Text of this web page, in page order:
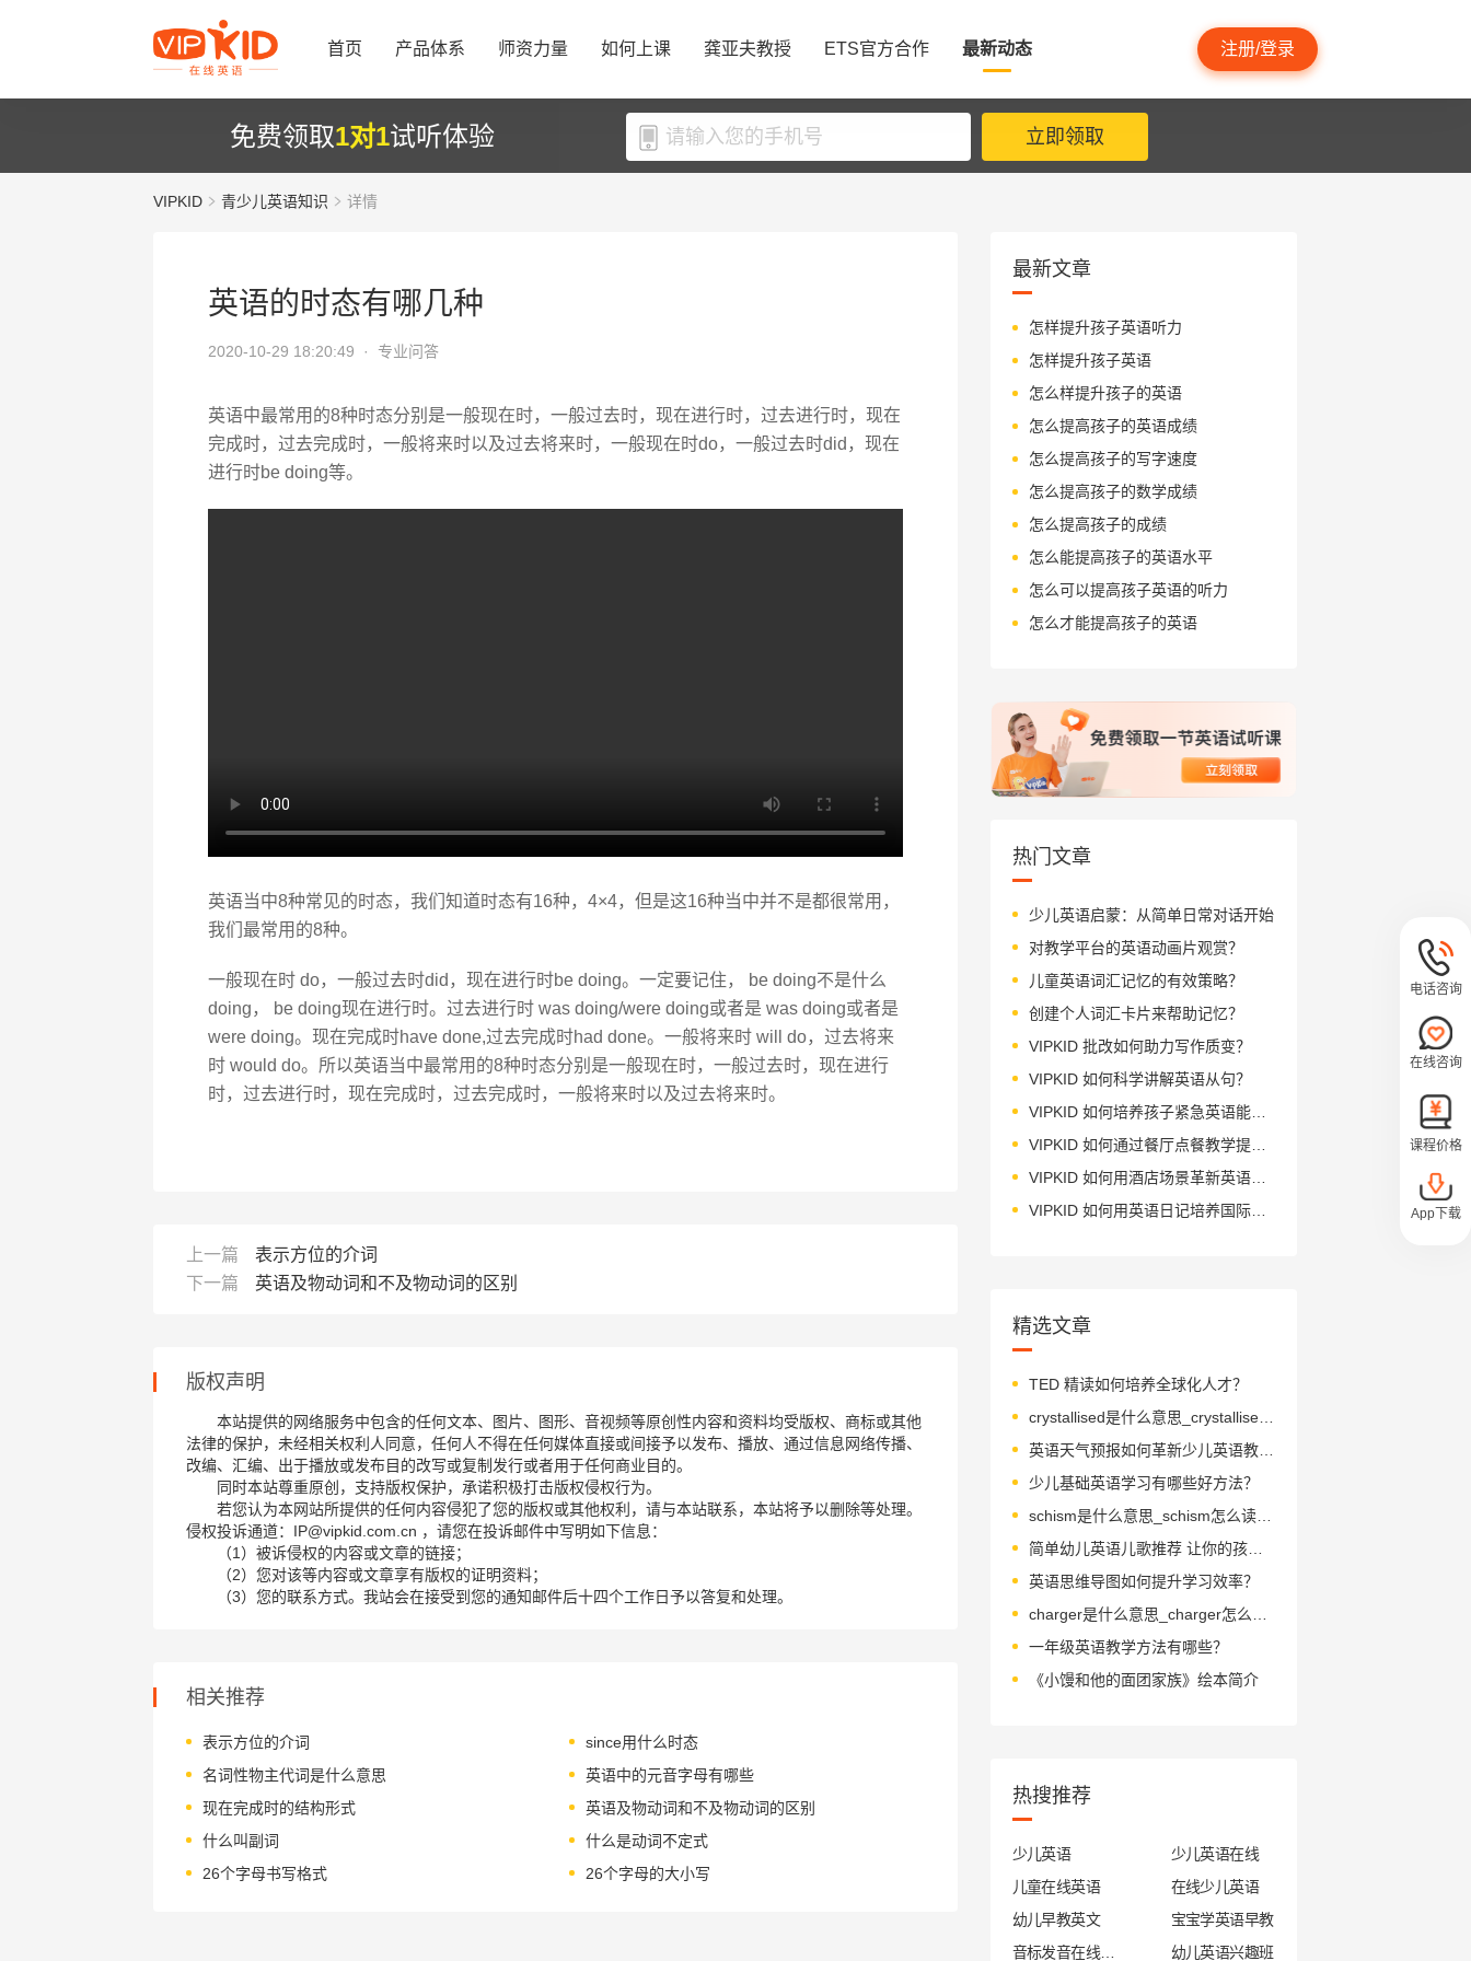
首页 产品体系 师资力量 如何上课 龚亚夫教授 ETS官方合作 最新动态 注册/登录
免费领取1对1试听体验 立即领取
VIPKID 青少儿英语知识 详情
英语的时态有哪几种
2020-10-29 18:20:49 · 专业问答
英语中最常用的8种时态分别是一般现在时，一般过去时，现在进行时，过去进行时，现在
完成时，过去完成时，一般将来时以及过去将来时，一般现在时do，一般过去时did，现在
进行时be doing等。
英语当中8种常见的时态，我们知道时态有16种，4×4，但是这16种当中并不是都很常用，
我们最常用的8种。
一般现在时 do，一般过去时did，现在进行时be doing。一定要记住， be doing不是什么
doing， be doing现在进行时。过去进行时 was doing/were doing或者是 was doing或者是
were doing。现在完成时have done,过去完成时had done。一般将来时 will do，过去将来
时 would do。所以英语当中最常用的8种时态分别是一般现在时，一般过去时，现在进行
时，过去进行时，现在完成时，过去完成时，一般将来时以及过去将来时。
上一篇
表示方位的介词
下一篇
英语及物动词和不及物动词的区别
版权声明
本站提供的网络服务中包含的任何文本、图片、图形、音视频等原创性内容和资料均受版权、商标或其他
法律的保护，未经相关权利人同意，任何人不得在任何媒体直接或间接予以发布、播放、通过信息网络传播、
改编、汇编、出于播放或发布目的改写或复制发行或者用于任何商业目的。
同时本站尊重原创，支持版权保护，承诺积极打击版权侵权行为。
若您认为本网站所提供的任何内容侵犯了您的版权或其他权利，请与本站联系，本站将予以删除等处理。
侵权投诉通道：IP@vipkid.com.cn ，请您在投诉邮件中写明如下信息：
（1）被诉侵权的内容或文章的链接；
（2）您对该等内容或文章享有版权的证明资料；
（3）您的联系方式。我站会在接受到您的通知邮件后十四个工作日予以答复和处理。
相关推荐
表示方位的介词
since用什么时态
名词性物主代词是什么意思
英语中的元音字母有哪些
现在完成时的结构形式
英语及物动词和不及物动词的区别
什么叫副词
什么是动词不定式
26个字母书写格式
26个字母的大小写
最新文章
怎样提升孩子英语听力
怎样提升孩子英语
怎么样提升孩子的英语
怎么提高孩子的英语成绩
怎么提高孩子的写字速度
怎么提高孩子的数学成绩
怎么提高孩子的成绩
怎么能提高孩子的英语水平
怎么可以提高孩子英语的听力
怎么才能提高孩子的英语
热门文章
少儿英语启蒙：从简单日常对话开始
对教学平台的英语动画片观赏？
儿童英语词汇记忆的有效策略？
创建个人词汇卡片来帮助记忆？
VIPKID 批改如何助力写作质变？
VIPKID 如何科学讲解英语从句？
VIPKID 如何培养孩子紧急英语能力？
VIPKID 如何通过餐厅点餐教学提升少儿英语应用能力？
VIPKID 如何用酒店场景革新英语教学？
VIPKID 如何用英语日记培养国际化人才？
精选文章
TED 精读如何培养全球化人才？
crystallised是什么意思_crystallised怎么读_音标'kristəlaiz
英语天气预报如何革新少儿英语教学？
少儿基础英语学习有哪些好方法？
schism是什么意思_schism怎么读_音标ˈskɪzəm
简单幼儿英语儿歌推荐 让你的孩子轻松学英语
英语思维导图如何提升学习效率？
一年级英语教学方法有哪些？
《小馒和他的面团家族》绘本简介
热搜推荐
少儿英语
少儿英语在线
儿童在线英语
在线少儿英语
幼儿早教英文
宝宝学英语早教
幼儿英语兴趣班
电话咨询
在线咨询
课程价格
App下载